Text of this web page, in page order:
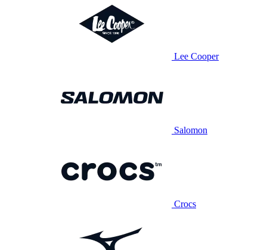
Lee Cooper
Salomon
Crocs